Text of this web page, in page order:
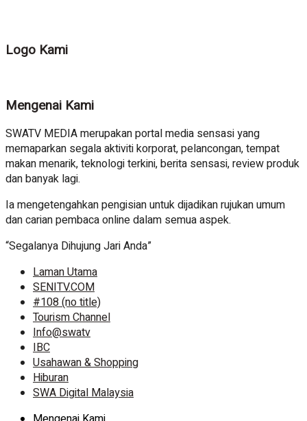
Logo Kami
Mengenai Kami
SWATV MEDIA merupakan portal media sensasi yang
memaparkan segala aktiviti korporat, pelancongan, tempat
makan menarik, teknologi terkini, berita sensasi, review produk
dan banyak lagi.
Ia mengetengahkan pengisian untuk dijadikan rujukan umum
dan carian pembaca online dalam semua aspek.
“Segalanya Dihujung Jari Anda”
Laman Utama
SENITV.COM
#108 (no title)
Tourism Channel
Info@swatv
IBC
Usahawan & Shopping
Hiburan
SWA Digital Malaysia